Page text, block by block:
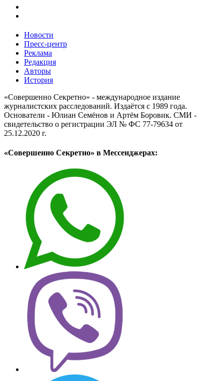
Новости
Пресс-центр
Реклама
Редакция
Авторы
История
«Совершенно Секретно» - международное издание
журналистских расследований. Издаётся с 1989 года.
Основатели - Юлиан Семёнов и Артём Боровик. CМИ -
свидетельство о регистрации ЭЛ № ФС 77-79634 от
25.12.2020 г.
«Совершенно Секретно» в Мессенджерах: